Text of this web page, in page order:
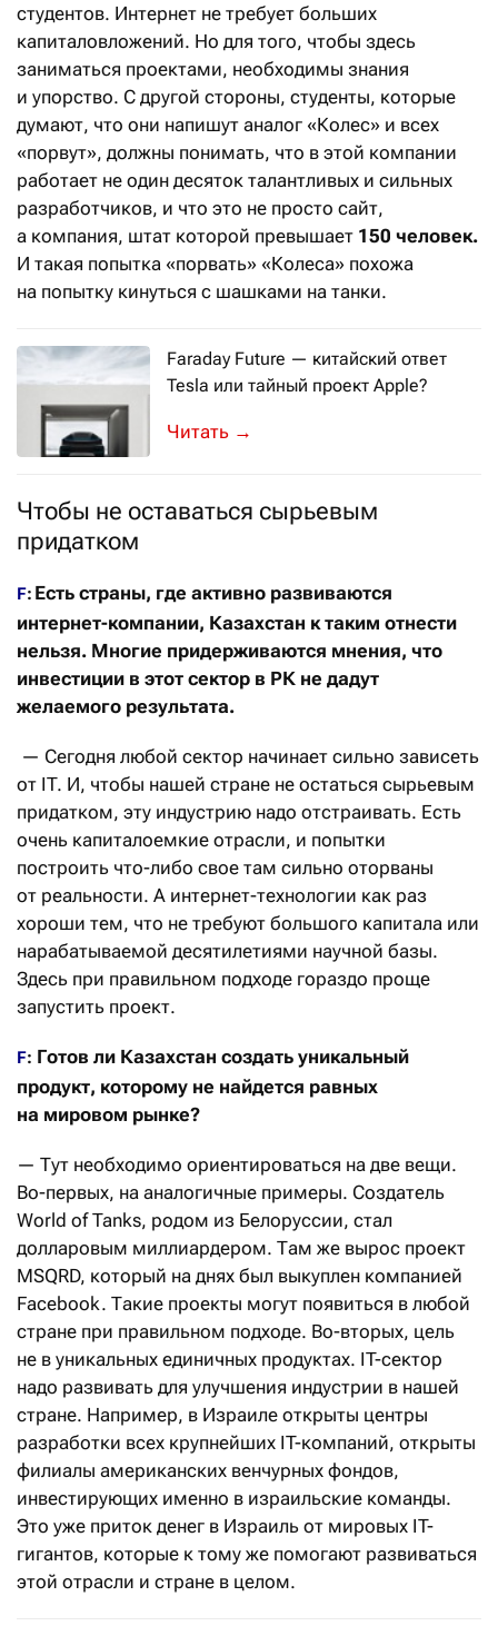
студентов. Интернет не требует больших
капиталовложений. Но для того, чтобы здесь
заниматься проектами, необходимы знания
и упорство. С другой стороны, студенты, которые
думают, что они напишут аналог «Колес» и всех
«порвут», должны понимать, что в этой компании
работает не один десяток талантливых и сильных
разработчиков, и что это не просто сайт,
а компания, штат которой превышает 150 человек.
И такая попытка «порвать» «Колеса» похожа
на попытку кинуться с шашками на танки.
Faraday Future — китайский ответ
Tesla или тайный проект Apple?
4 января 2016 на международной
→
Чтобы не оставаться сырьевым
придатком
F: Есть страны, где активно развиваются
интернет-компании, Казахстан к таким отнести
нельзя. Многие придерживаются мнения, что
инвестиции в этот сектор в РК не дадут
желаемого результата.
— Сегодня любой сектор начинает сильно зависеть
от IT. И, чтобы нашей стране не остаться сырьевым
придатком, эту индустрию надо отстраивать. Есть
очень капиталоемкие отрасли, и попытки
построить что-либо свое там сильно оторваны
от реальности. А интернет-технологии как раз
хороши тем, что не требуют большого капитала или
нарабатываемой десятилетиями научной базы.
Здесь при правильном подходе гораздо проще
запустить проект.
F: Готов ли Казахстан создать уникальный
продукт, которому не найдется равных
на мировом рынке?
— Тут необходимо ориентироваться на две вещи.
Во-первых, на аналогичные примеры. Создатель
World of Tanks, родом из Белоруссии, стал
долларовым миллиардером. Там же вырос проект
MSQRD, который на днях был выкуплен компанией
Facebook. Такие проекты могут появиться в любой
стране при правильном подходе. Во-вторых, цель
не в уникальных единичных продуктах. IT-сектор
надо развивать для улучшения индустрии в нашей
стране. Например, в Израиле открыты центры
разработки всех крупнейших IT-компаний, открыты
филиалы американских венчурных фондов,
инвестирующих именно в израильские команды.
Это уже приток денег в Израиль от мировых IT-
гигантов, которые к тому же помогают развиваться
этой отрасли и стране в целом.